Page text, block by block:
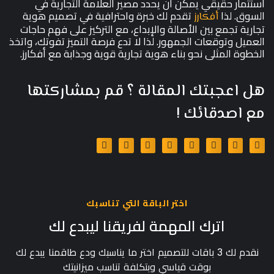
السوق. لذاأفكارز تقدم لك خبرة واحترافية في تصميم هوية
تجارية تجمع بين الأصالة والإبداع، مع التركيز على فهم حاجات
العميل وتوقعات الجمهور. لذا لا تدع فرصة التميز تفوتك، واتخذ
الخطوة المثلى نحو بناء هوية تجارية قوية وجذابة مع أفكارز.
هل اعجبتك المقالة ؟ قم بمشاركتها
مع اصدقائك !
اختر الباقة التي تناسبك
اترك المهمة لفريقنا ليبدع لك
نقدم لك 3 باقات للتصميم اختر ما يناسبك ودع طاقمنا يبدع لك
بوقت قياسي وبتكلفة تناسب ميزانيتك